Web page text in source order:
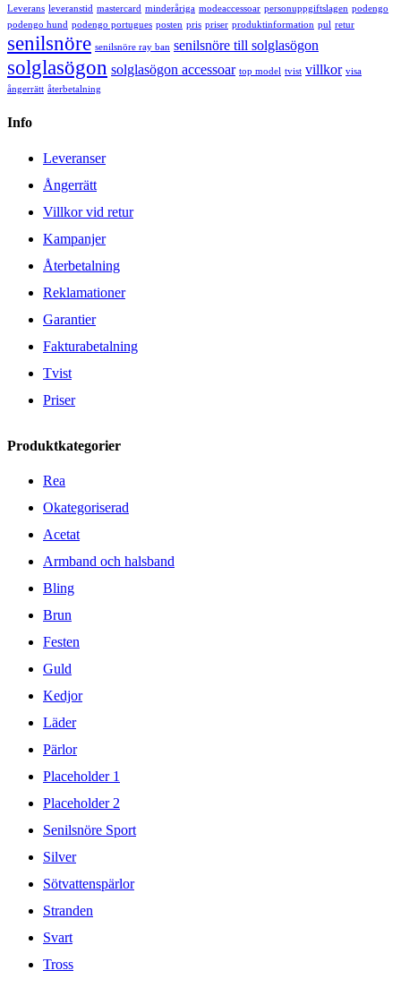
Leverans leveranstid mastercard minderåriga modeaccessoar personuppgiftslagen podengo
podengo hund podengo portugues posten pris priser produktinformation pul retur
senilsnöre senilsnöre ray ban senilsnöre till solglasögon
solglasögon solglasögon accessoar top model tvist villkor visa
ångerrätt återbetalning
Info
Leveranser
Ångerrätt
Villkor vid retur
Kampanjer
Återbetalning
Reklamationer
Garantier
Fakturabetalning
Tvist
Priser
Produktkategorier
Rea
Okategoriserad
Acetat
Armband och halsband
Bling
Brun
Festen
Guld
Kedjor
Läder
Pärlor
Placeholder 1
Placeholder 2
Senilsnöre Sport
Silver
Sötvattenspärlor
Stranden
Svart
Tross